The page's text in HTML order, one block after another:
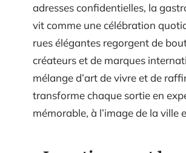
adresses confidentielles, la
vit comme une célébration
rues élégantes regorgent de
créateurs et de marques
mélange d’art de vivre et de
transforme chaque sortie en
mémorable, à l’image de la ville